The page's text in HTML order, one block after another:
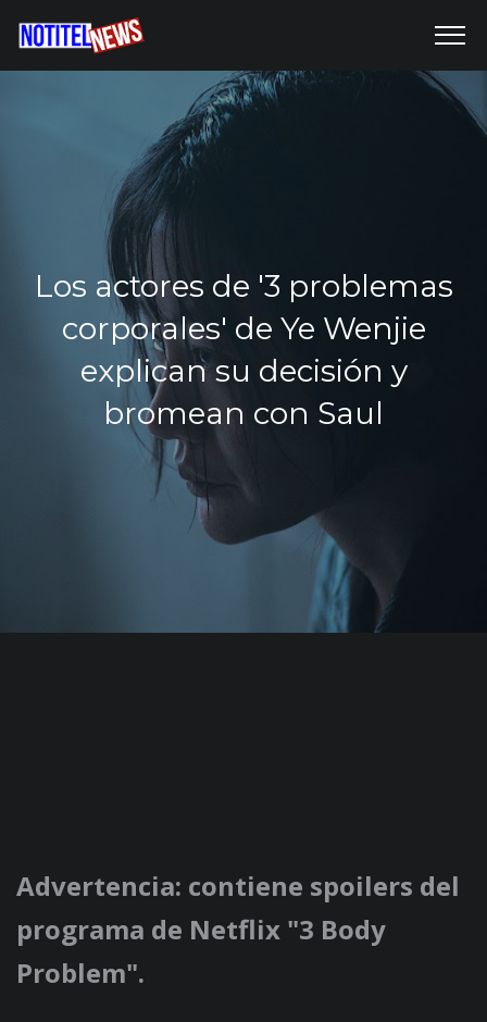
Los actores de '3 problemas
corporales' de Ye Wenjie
explican su decisión y
bromean con Saul
Advertencia: contiene spoilers del
programa de Netflix "3 Body
Problem".